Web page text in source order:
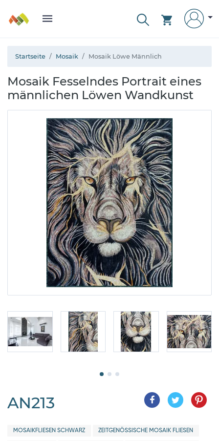
Startseite Mosaik Mosaik Löwe Männlich
Mosaik Fesselndes Portrait eines
männlichen Löwen Wandkunst
AN213
MOSAIKFLIESEN SCHWARZ ZEITGENÖSSISCHE MOSAIK FLIESEN